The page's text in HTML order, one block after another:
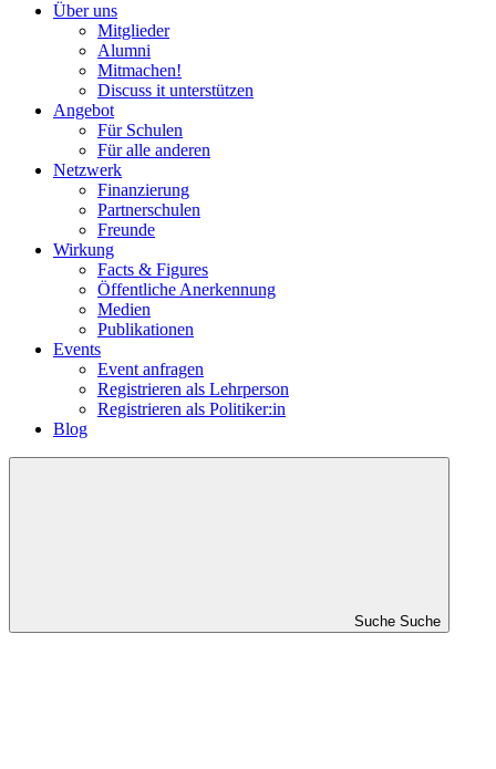
Über uns
Mitglieder
Alumni
Mitmachen!
Discuss it unterstützen
Angebot
Für Schulen
Für alle anderen
Netzwerk
Finanzierung
Partnerschulen
Freunde
Wirkung
Facts & Figures
Öffentliche Anerkennung
Medien
Publikationen
Events
Event anfragen
Registrieren als Lehrperson
Registrieren als Politiker:in
Blog
Suche Suche